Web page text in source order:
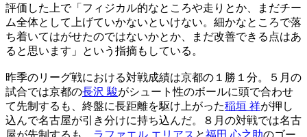
評価した上で「フィジカル的なところや走りとか、まだチー
ム全体として上げていかないといけない。細かなところで落
ち着いてはがせたのではないかとか、まだ改善できる点はあ
ると思います」という指摘もしている。
昨季のリーグ戦における対戦成績は京都の１勝１分。５月の
試合では京都の長沢 駿がシュート性のボールに頭で合わせ
て先制するも、終盤に長距離を駆け上がった稲垣 祥が押し
込んで名古屋が引き分けに持ち込んだ。８月の対戦では名古
屋が先制するも、 ラファエル エリアス と福田 心之助のゴー